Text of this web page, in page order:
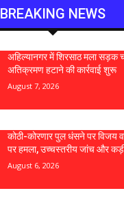
BREAKING NEWS
अहिल्यानगर में शिरसाठ मला सड़क
अतिक्रमण हटाने की कार्रवाई शुरू
August 7, 2026
कोठी-कोरणार पुल धंसने पर विजय
पर हमला, उच्चस्तरीय जांच और कड़ी
August 6, 2026